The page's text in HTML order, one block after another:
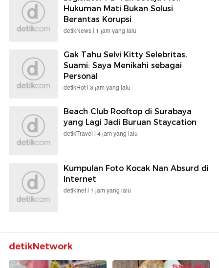
Hukuman Mati Bukan Solusi
Berantas Korupsi
detikNews | 1 jam yang lalu
Gak Tahu Selvi Kitty Selebritas,
Suami: Saya Menikahi sebagai
Personal
detikHot | 3 jam yang lalu
Beach Club Rooftop di Surabaya
yang Lagi Jadi Buruan Staycation
detikTravel | 4 jam yang lalu
Kumpulan Foto Kocak Nan Absurd di
Internet
detikInet | 1 jam yang lalu
detikNetwork